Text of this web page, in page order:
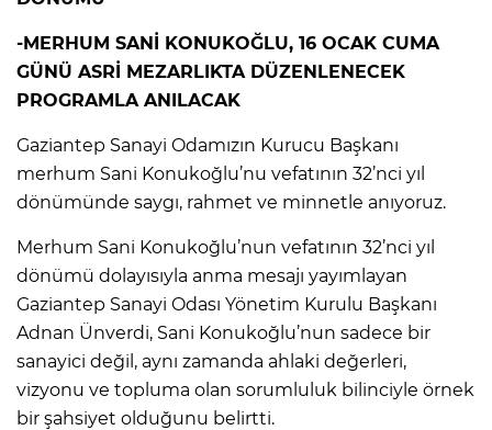
-MERHUM SANİ KONUKOĞLU, 16 OCAK CUMA
GÜNÜ ASRİ MEZARLIKTA DÜZENLENECEK
PROGRAMLA ANILACAK
Gaziantep Sanayi Odamızın Kurucu Başkanı
merhum Sani Konukoğlu’nu vefatının 32’nci yıl
dönümünde saygı, rahmet ve minnetle anıyoruz.
Merhum Sani Konukoğlu’nun vefatının 32’nci yıl
dönümü dolayısıyla anma mesajı yayımlayan
Gaziantep Sanayi Odası Yönetim Kurulu Başkanı
Adnan Ünverdi, Sani Konukoğlu’nun sadece bir
sanayici değil, aynı zamanda ahlaki değerleri,
vizyonu ve topluma olan sorumluluk bilinciyle örnek
bir şahsiyet olduğunu belirtti.